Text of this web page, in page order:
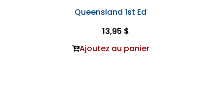
Queensland 1st Ed
13,95 $
Ajoutez au panier